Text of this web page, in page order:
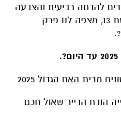
להדחה רביעית והצבעה
באתר ההדחות של רשת 13, מצפה לנו פרק
מבית האח הגדול 2025
הודח הדייר שאול חכם